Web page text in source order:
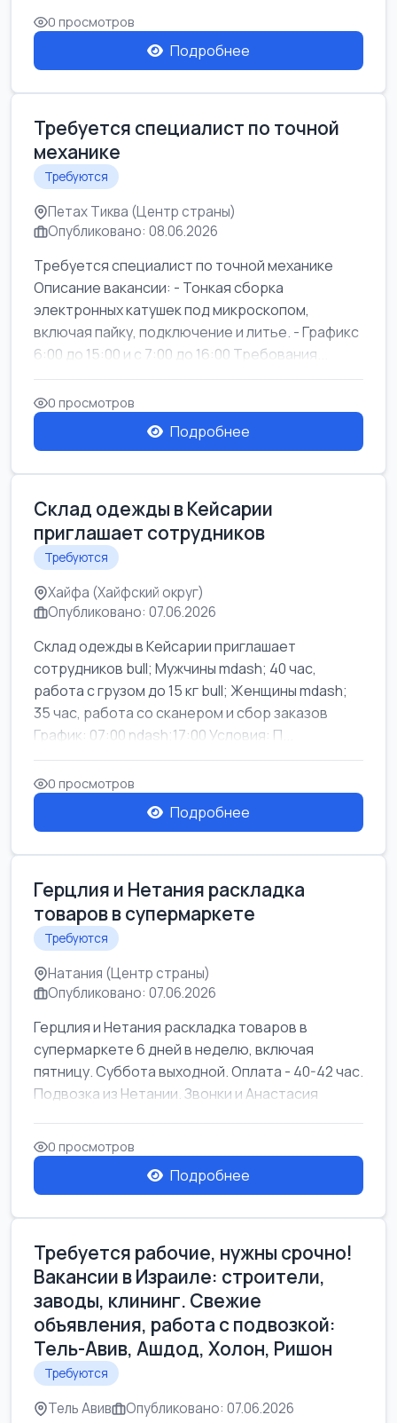
0 просмотров
Подробнее
Требуется специалист по точной
механике
Требуются
Петах Тиква (Центр страны)
Опубликовано: 08.06.2026
Требуется специалист по точной механике
Описание вакансии: - Тонкая сборка
электронных катушек под микроскопом,
включая пайку, подключение и литье. - Графикс
6:00 до 15:00 и с 7:00 до 16:00 Требования...
0 просмотров
Подробнее
Склад одежды в Кейсарии
приглашает сотрудников
Требуются
Хайфа (Хайфский округ)
Опубликовано: 07.06.2026
Склад одежды в Кейсарии приглашает
сотрудников bull; Мужчины mdash; 40 час,
работа с грузом до 15 кг bull; Женщины mdash;
35 час, работа со сканером и сбор заказов
График: 07:00 ndash;17:00 Условия: П...
0 просмотров
Подробнее
Герцлия и Нетания раскладка
товаров в супермаркете
Требуются
Натания (Центр страны)
Опубликовано: 07.06.2026
Герцлия и Нетания раскладка товаров в
супермаркете 6 дней в неделю, включая
пятницу. Суббота выходной. Оплата - 40-42 час.
Подвозка из Нетании. Звонки и Анастасия
0 просмотров
Подробнее
Требуется рабочие, нужны срочно!
Вакансии в Израиле: строители,
заводы, клининг. Свежие
объявления, работа с подвозкой:
Тель-Авив, Ашдод, Холон, Ришон
Требуются
Тель Авив Опубликовано: 07.06.2026